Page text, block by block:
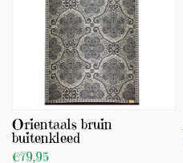
Orientaals bruin
buitenkleed
€79,95